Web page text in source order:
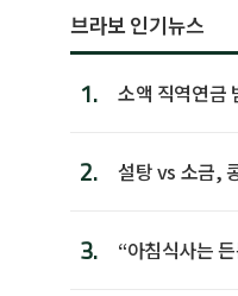
브라보 인기뉴스
1.
소액 직역연금
2. 설탕 vs 소금,
3.
“아침식사는